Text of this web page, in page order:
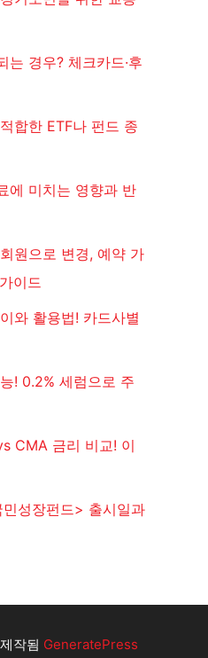
는 경우? 체크카드·후
합한 ETF나 펀드 종
에 미치는 영향과 반
원으로 변경, 예약 가
이드
와 활용법! 카드사별
! 0.2% 세럼으로 주
CMA 금리 비교! 이
성장펀드> 출시일과
작됨 GeneratePress